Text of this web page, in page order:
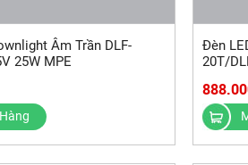
Âm Trần DLF-
25W MPE
Đèn
20T/